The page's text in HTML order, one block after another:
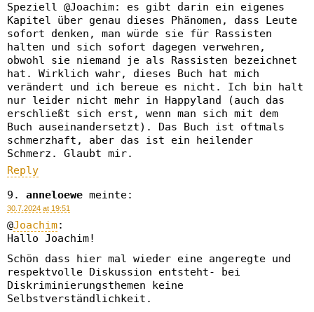
Speziell @Joachim: es gibt darin ein eigenes
Kapitel über genau dieses Phänomen, dass Leute
sofort denken, man würde sie für Rassisten
halten und sich sofort dagegen verwehren,
obwohl sie niemand je als Rassisten bezeichnet
hat. Wirklich wahr, dieses Buch hat mich
verändert und ich bereue es nicht. Ich bin halt
nur leider nicht mehr in Happyland (auch das
erschließt sich erst, wenn man sich mit dem
Buch auseinandersetzt). Das Buch ist oftmals
schmerzhaft, aber das ist ein heilender
Schmerz. Glaubt mir.
Reply
anneloewe meinte:
30.7.2024 at 19:51
@Joachim:
Hallo Joachim!
Schön dass hier mal wieder eine angeregte und
respektvolle Diskussion entsteht- bei
Diskriminierungsthemen keine
Selbstverständlichkeit.